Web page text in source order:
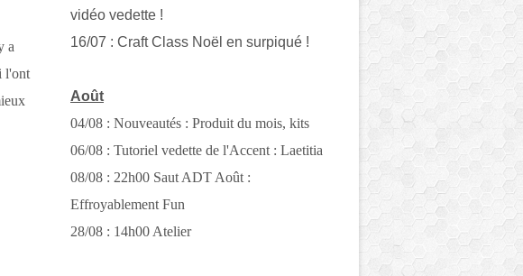
a
l'ont
vidéo vedette !
16/07 : Craft Class Noël en surpiqué !
Août
04/08 : Nouveautés : Produit du mois, kits
06/08 : Tutoriel vedette de l'Accent : Laetitia
08/08 : 22h00 Saut ADT Août :
Effroyablement Fun
28/08 : 14h00 Atelier